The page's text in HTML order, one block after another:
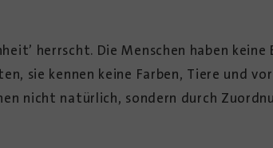
herrscht. Die Menschen haben keine
sie kennen keine Farben, Tiere und
nicht natürlich, sondern durch